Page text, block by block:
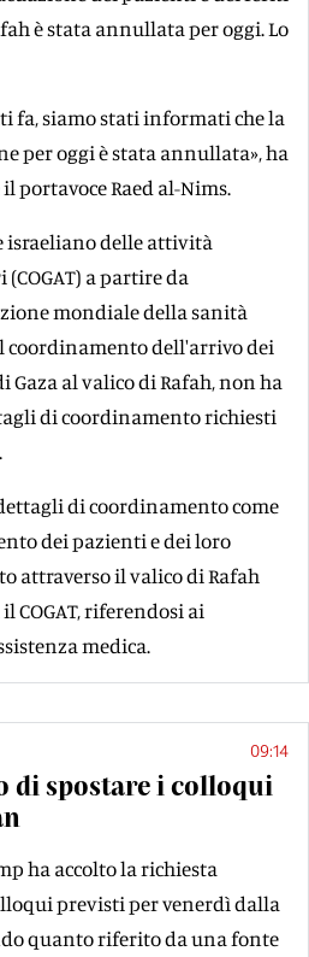
è stata annullata per oggi. Lo
fa, siamo stati informati che la
per oggi è stata annullata», ha
portavoce Raed al-Nims.
israeliano delle attività
a partire da
mondiale della sanità
coordinamento dell'arrivo dei
al valico di Rafah, non ha
di coordinamento richiesti
di coordinamento come
dei pazienti e dei loro
attraverso il valico di Rafah
COGAT, riferendosi ai
medica.
09:14
di spostare i colloqui
ha accolto la richiesta
previsti per venerdì dalla
quanto riferito da una fonte